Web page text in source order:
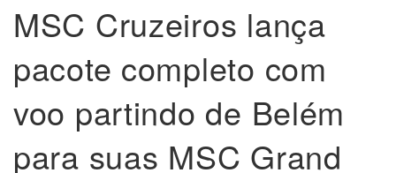
MSC Cruzeiros lança
pacote completo com
voo partindo de Belém
para suas MSC Grand